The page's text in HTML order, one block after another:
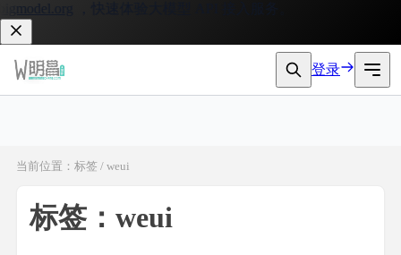
，快速体验大模型 API 接入服务。
登录
当前位置：标签 / weui
标签：weui